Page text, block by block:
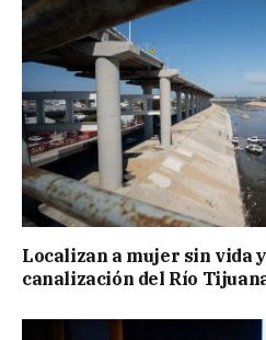
Localizan a mujer sin vida
canalización del Río